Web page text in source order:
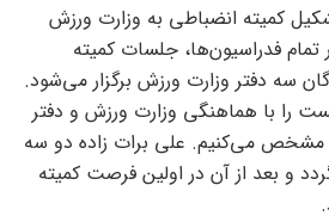
کمیته انضباطی به وزارت ورزش
فدراسیون‌ها، جلسات کمیته
سه دفتر وزارت ورزش برگزار می‌شود.
را با هماهنگی وزارت ورزش و دفتر
مشخص می‌کنیم. علی برات زاده دو سه
و بعد از آن در اولین فرصت کمیته